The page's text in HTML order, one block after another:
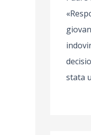
stata